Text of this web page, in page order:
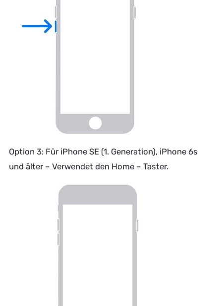
Option 3: Für iPhone SE (1. Generation), iPhone 6s
und älter – Verwendet den Home – Taster.